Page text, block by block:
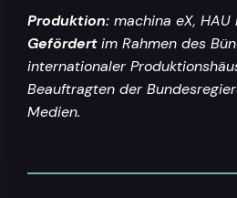
Produktion: machina eX, HAU
Gefördertim Rahmen des
internationaler
Beauftragten der
Medien.